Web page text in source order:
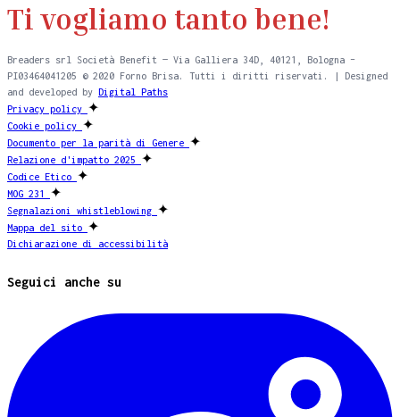
Ti vogliamo tanto bene!
Breaders srl Società Benefit — Via Galliera 34D, 40121, Bologna –
PI03464041205 © 2020 Forno Brisa. Tutti i diritti riservati. | Designed
and developed by Digital Paths
Privacy policy ✦
Cookie policy ✦
Documento per la parità di Genere ✦
Relazione d'impatto 2025 ✦
Codice Etico ✦
MOG 231 ✦
Segnalazioni whistleblowing ✦
Mappa del sito ✦
Dichiarazione di accessibilità
Seguici anche su